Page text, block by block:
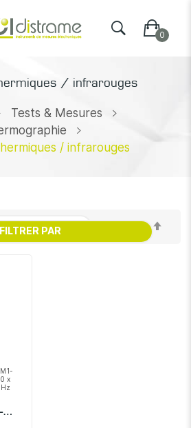
/ infrarouges
Tests & Mesures
/ infrarouges
x
HM-TB3317-3/M1-MINI
FILTRER PAR